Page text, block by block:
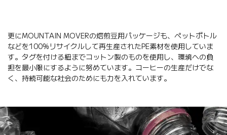
更にMOUNTAIN MOVERの焙煎豆用パッケージも、ペットボトル
などを100%リサイクルして再生産されたPE素材を使用していま
す。タグを付ける紐までコットン製のものを使用し、環境への負
担を最小限にするように努めています。コーヒーの生産だけでな
く、持続可能な社会のためにも力を入れています。